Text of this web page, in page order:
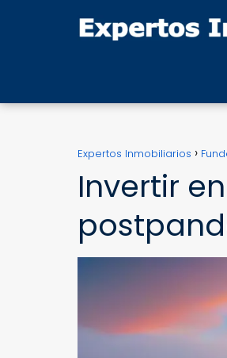
Expertos Inmobiliarios
Invertir